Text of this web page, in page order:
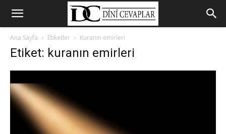
Ana Sayfa Etiketler Kuranın emirleri
Etiket: kuranın emirleri